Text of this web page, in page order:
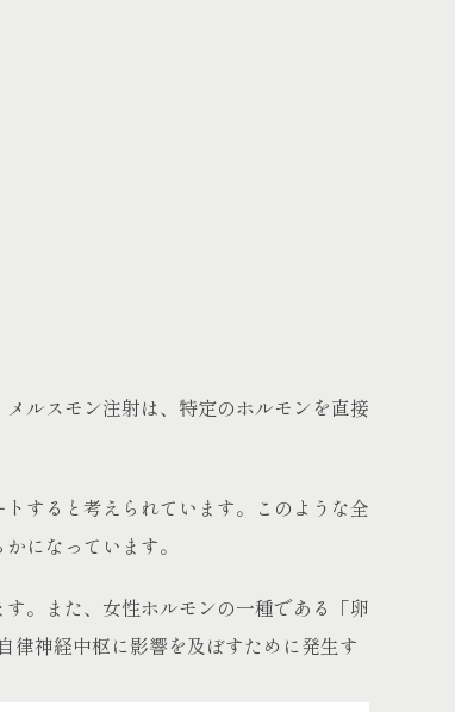
ルスモン注射は、特定のホルモンを直接
すると考えられています。このような全
になっています。
。また、女性ホルモンの一種である「卵
神経中枢に影響を及ぼすために発生す